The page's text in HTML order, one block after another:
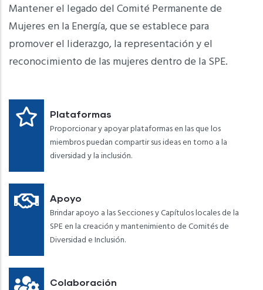
Mantener el legado del Comité Permanente de
Mujeres en la Energía, que se establece para
promover el liderazgo, la representación y el
reconocimiento de las mujeres dentro de la SPE.
Plataformas
Proporcionar y apoyar plataformas en las que los
miembros puedan compartir sus ideas en torno a la
diversidad y la inclusión.
Apoyo
Brindar apoyo a las Secciones y Capítulos locales de la
SPE en la creación y mantenimiento de Comités de
Diversidad e Inclusión.
Colaboración